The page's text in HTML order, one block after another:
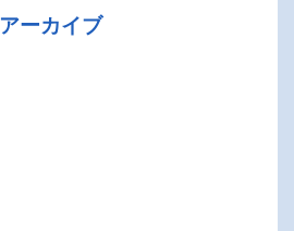
アーカイブ